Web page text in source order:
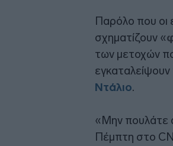
Παρόλο που οι
σχηματίζουν «
των μετοχών
Ντάλιο.
«Μην πουλάτε
Πέμπτη στο